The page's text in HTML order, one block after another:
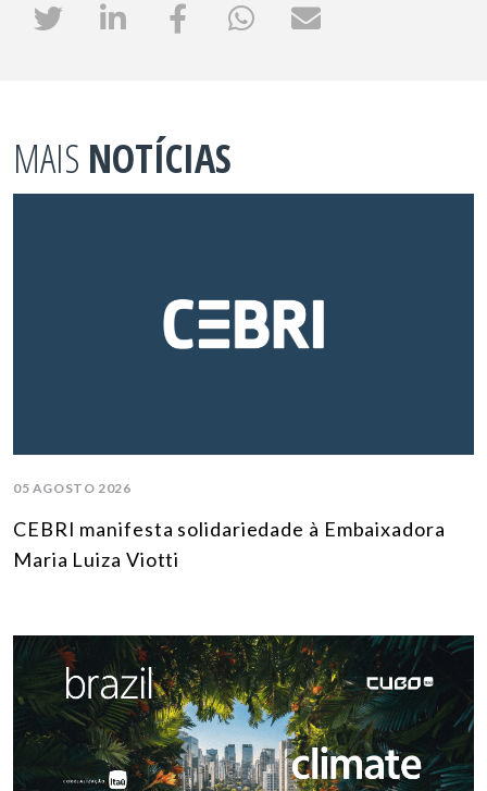
MAIS NOTÍCIAS
05 AGOSTO 2026
CEBRI manifesta solidariedade à Embaixadora
Maria Luiza Viotti